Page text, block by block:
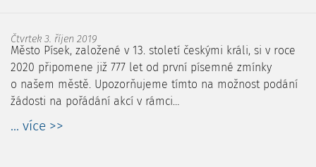
Čtvrtek 3. říjen 2019
Město Písek, založené v 13. století českými králi, si v roce
2020 připomene již 777 let od první písemné zmínky
o našem městě. Upozorňujeme tímto na možnost podání
žádosti na pořádání akcí v rámci…
... více >>